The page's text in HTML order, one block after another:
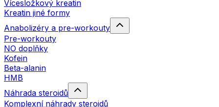
Vícesložkový kreatin
Kreatin jiné formy
Anabolizéry a pre-workouty
Pre-workouty
NO doplňky
Kofein
Beta-alanin
HMB
Náhrada steroidů
Komplexní náhrady steroidů